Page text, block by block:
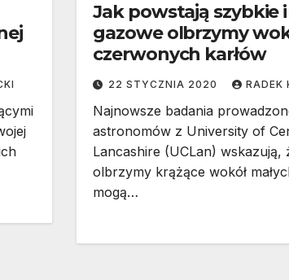
Jak powstają szybkie
gazowe olbrzymy
czerwonych karłów
22 STYCZNIA 2020 RADEK
Najnowsze badania
astronomów z University of
Lancashire (UCLan) wskazują,
olbrzymy krążące wokół
mogą…